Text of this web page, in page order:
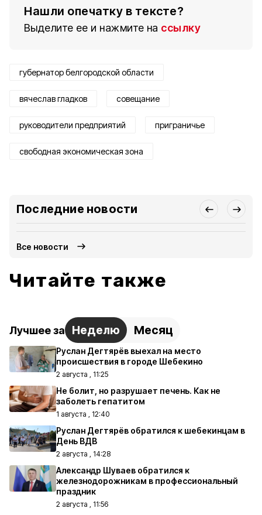
Нашли опечатку в тексте?
Выделите ее и нажмите на ссылку
губернатор белгородской области
вячеслав гладков совещание
руководители предприятий приграничье
свободная экономическая зона
Последние новости
Все новости
Читайте также
Лучшее за Неделю Месяц
Руслан Дегтярёв выехал на место
происшествия в городе Шебекино
2 августа , 11:25
Не болит, но разрушает печень. Как не
заболеть гепатитом
1 августа , 12:40
Руслан Дегтярёв обратился к шебекинцам в
День ВДВ
2 августа , 14:28
Александр Шуваев обратился к
железнодорожникам в профессиональный
праздник
2 августа , 11:56